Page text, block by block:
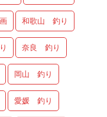
和歌山 釣り
奈良 釣り
岡山 釣り
愛媛 釣り